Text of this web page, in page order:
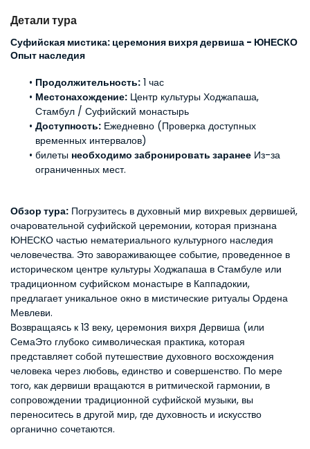
Детали тура
Суфийская мистика: церемония вихря дервиша - ЮНЕСКО
Опыт наследия
Продолжительность: 1 час
Местонахождение: Центр культуры Ходжапаша,
Стамбул / Суфийский монастырь
Доступность: Ежедневно (Проверка доступных
временных интервалов)
билеты необходимо забронировать заранее Из-за
ограниченных мест.
Обзор тура: Погрузитесь в духовный мир вихревых дервишей,
очаровательной суфийской церемонии, которая признана
ЮНЕСКО частью нематериального культурного наследия
человечества. Это завораживающее событие, проведенное в
историческом центре культуры Ходжапаша в Стамбуле или
традиционном суфийском монастыре в Каппадокии,
предлагает уникальное окно в мистические ритуалы Ордена
Мевлеви.
СемаЭто глубоко символическая практика, которая
представляет собой путешествие духовного восхождения
человека через любовь, единство и совершенство. По мере
того, как дервиши вращаются в ритмической гармонии, в
сопровождении традиционной суфийской музыки, вы
переноситесь в другой мир, где духовность и искусство
органично сочетаются.